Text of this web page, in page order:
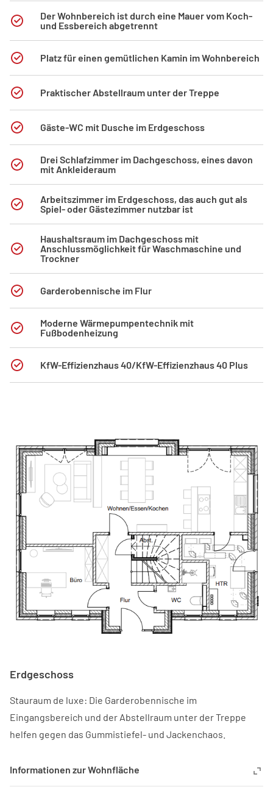
Der Wohnbereich ist durch eine Mauer vom Koch-
und Essbereich abgetrennt
Platz für einen gemütlichen Kamin im Wohnbereich
Praktischer Abstellraum unter der Treppe
Gäste-WC mit Dusche im Erdgeschoss
Drei Schlafzimmer im Dachgeschoss, eines davon
mit Ankleideraum
Arbeitszimmer im Erdgeschoss, das auch gut als
Spiel- oder Gästezimmer nutzbar ist
Haushaltsraum im Dachgeschoss mit
Anschlussmöglichkeit für Waschmaschine und
Trockner
Garderobennische im Flur
Moderne Wärmepumpentechnik mit
Fußbodenheizung
KfW-Effizienzhaus 40/KfW-Effizienzhaus 40 Plus
Erdgeschoss
Stauraum de luxe: Die Garderobennische im
Eingangsbereich und der Abstellraum unter der Treppe
helfen gegen das Gummistiefel- und Jackenchaos.
Informationen zur Wohnfläche